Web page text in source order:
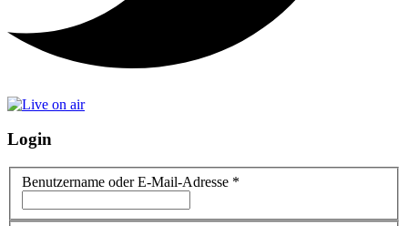
Login
Benutzername oder E-Mail-Adresse *